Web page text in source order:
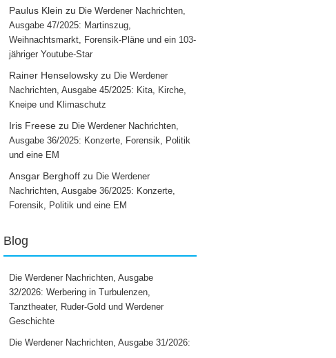
Paulus Klein zu Die Werdener Nachrichten,
Ausgabe 47/2025: Martinszug,
Weihnachtsmarkt, Forensik-Pläne und ein 103-
jähriger Youtube-Star
Rainer Henselowsky zu Die Werdener
Nachrichten, Ausgabe 45/2025: Kita, Kirche,
Kneipe und Klimaschutz
Iris Freese zu Die Werdener Nachrichten,
Ausgabe 36/2025: Konzerte, Forensik, Politik
und eine EM
Ansgar Berghoff zu Die Werdener
Nachrichten, Ausgabe 36/2025: Konzerte,
Forensik, Politik und eine EM
Blog
Die Werdener Nachrichten, Ausgabe
32/2026: Werbering in Turbulenzen,
Tanztheater, Ruder-Gold und Werdener
Geschichte
Die Werdener Nachrichten, Ausgabe 31/2026: